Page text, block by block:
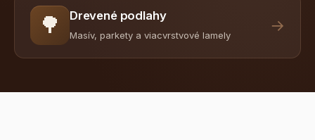
🌳 Drevené podlahy
Masív, parkety a viacvrstvové lamely
→